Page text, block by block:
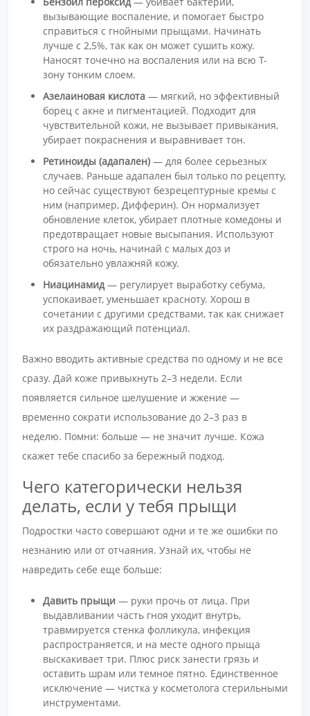
вызывающие воспаление, и помогает быстро
справиться с гнойными прыщами. Начинать
лучше с 2,5%, так как он может сушить кожу.
Наносят точечно на воспаления или на всю Т-
зону тонким слоем.
Азелаиновая кислота — мягкий, но эффективный
борец с акне и пигментацией. Подходит для
чувствительной кожи, не вызывает привыкания,
убирает покраснения и выравнивает тон.
Ретиноиды (адапален) — для более серьезных
случаев. Раньше адапален был только по рецепту,
но сейчас существуют безрецептурные кремы с
ним (например, Дифферин). Он нормализует
обновление клеток, убирает плотные комедоны и
предотвращает новые высыпания. Используют
строго на ночь, начинай с малых доз и
обязательно увлажняй кожу.
Ниацинамид— регулирует выработку себума,
успокаивает, уменьшает красноту. Хорош в
сочетании с другими средствами, так как снижает
их раздражающий потенциал.
Важно вводить активные средства по одному и не все
сразу. Дай коже привыкнуть 2–3 недели. Если
появляется сильное шелушение и жжение —
временно сократи использование до 2–3 раз в
неделю. Помни: больше — не значит лучше. Кожа
скажет тебе спасибо за бережный подход.
Чего категорически нельзя
делать, если у тебя прыщи
Подростки часто совершают одни и те же ошибки по
незнанию или от отчаяния. Узнай их, чтобы не
навредить себе еще больше:
Давить прыщи — руки прочь от лица. При
выдавливании часть гноя уходит внутрь,
травмируется стенка фолликула, инфекция
распространяется, и на месте одного прыща
выскакивает три. Плюс риск занести грязь и
оставить шрам или темное пятно. Единственное
исключение — чистка у косметолога стерильными
инструментами.